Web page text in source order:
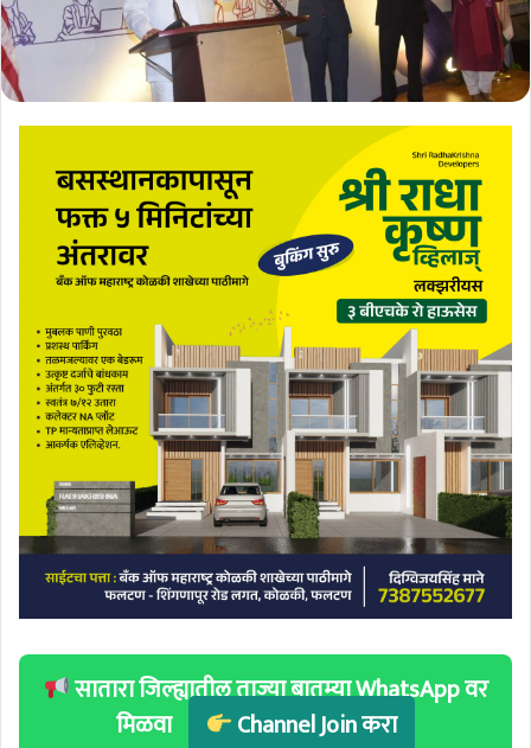
सातारा जिल्ह्यातील ताज्या बातम्या WhatsApp वर
मिळवा
Channel Join करा